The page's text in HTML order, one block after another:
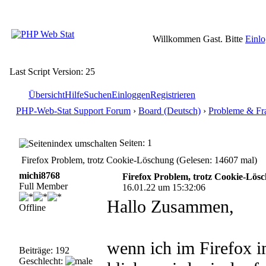
Willkommen Gast. Bitte
Last Script Version: 25
ÜbersichtHilfeSuchenEinloggenRegistrieren
PHP-Web-Stat Support Forum › Board (Deutsch) › Probleme &
Seiten: 1
Firefox Problem, trotz Cookie-Löschung (Gelesen: 14607 mal)
michi8768
Full Member
Offline
Beiträge: 192
Geschlecht:
Firefox Problem, trotz Cookie-
16.01.22 um 15:32:06
Hallo Zusammen,
wenn ich im Firefox